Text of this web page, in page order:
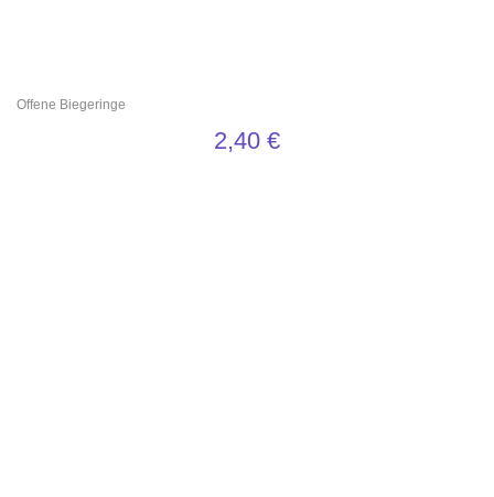
Offene Biegeringe
2,40 €